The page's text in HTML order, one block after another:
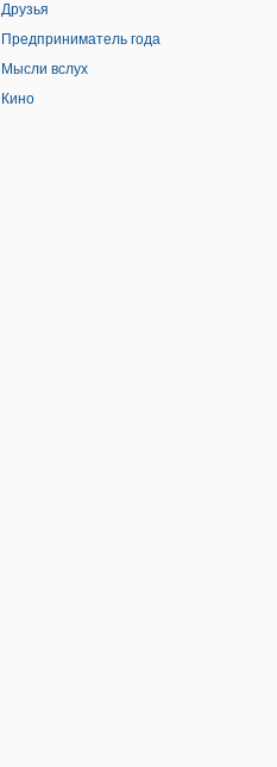
Друзья
Предприниматель года
Мысли вслух
Кино